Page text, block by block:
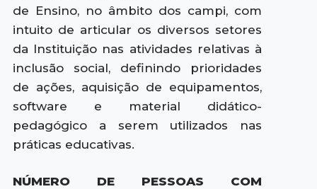
de Ensino, no âmbito dos campi, com
intuito de articular os diversos setores
da Instituição nas atividades relativas à
inclusão social, definindo prioridades
de ações, aquisição de equipamentos,
software e material didático-
pedagógico a serem utilizados nas
práticas educativas.
NÚMERO DE PESSOAS COM